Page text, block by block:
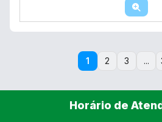
1 2 3 ...
Horário de